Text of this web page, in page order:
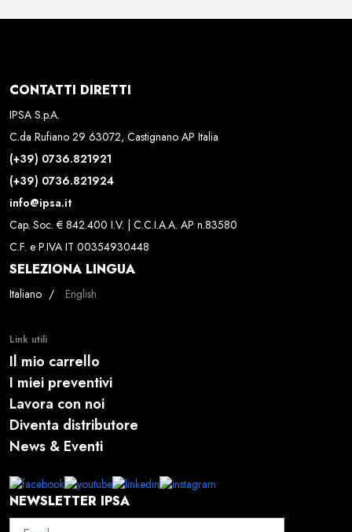
CONTATTI DIRETTI
IPSA S.p.A.
C.da Rufiano 29 63072, Castignano AP Italia
(+39) 0736.821921
(+39) 0736.821924
info@ipsa.it
Cap. Soc. € 842.400 I.V. | C.C.I.A.A. AP n.83580
C.F. e P.IVA IT 00354930448
NEWSLETTER IPSA
SELEZIONA LINGUA
Seleziona la tua lingua
Italiano English
Link utili
Il mio carrello
I miei preventivi
Lavora con noi
Diventa distributore
News & Eventi